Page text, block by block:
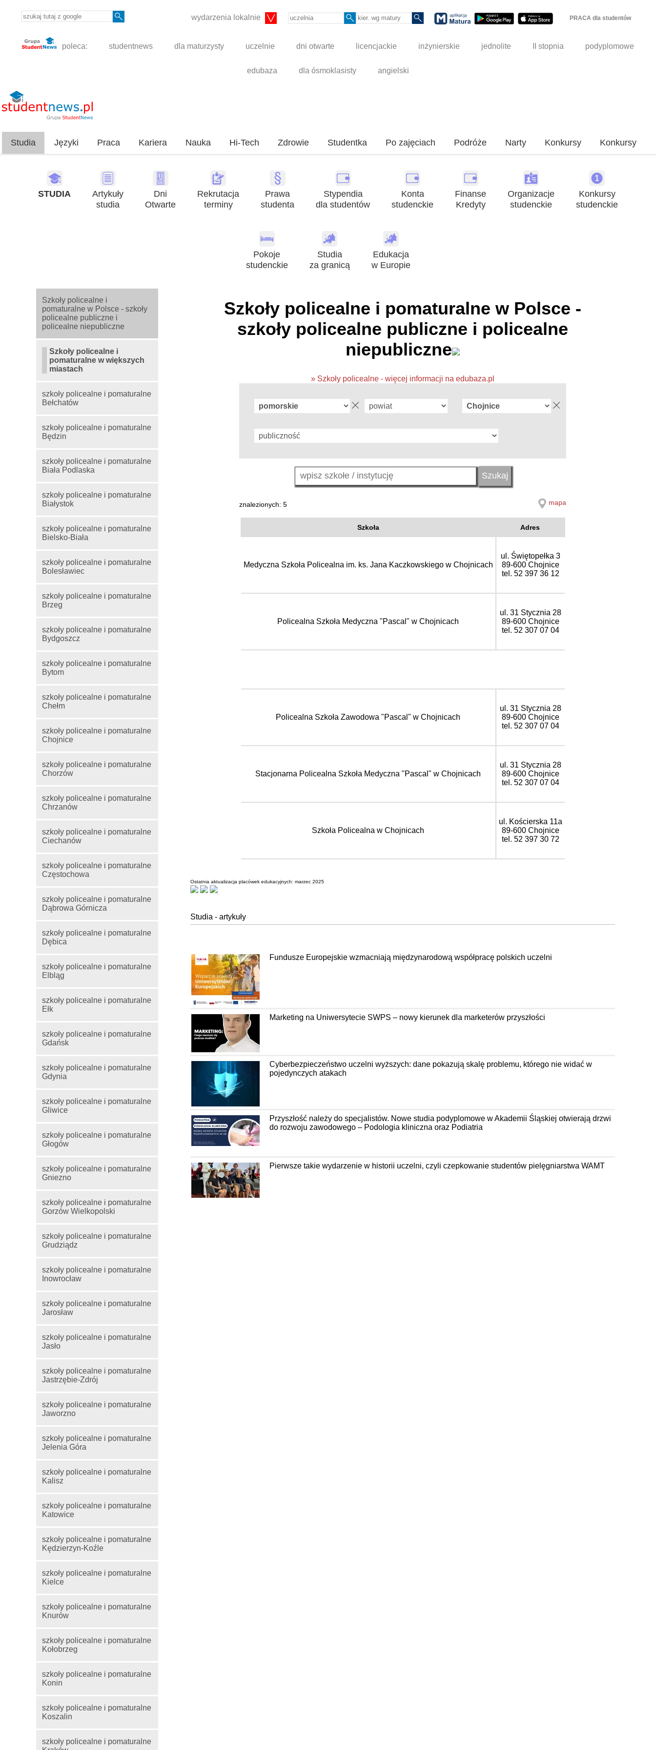
wydarzenia lokalnie PRACA dla studentów
poleca: studentnews dla maturzysty uczelnie dni otwarte licencjackie inżynierskie jednolite II stopnia podyplomowe
edubaza dla ósmoklasisty angielski
Studia Języki Praca Kariera Nauka Hi-Tech Zdrowie Studentka Po zajęciach Podróże Narty Konkursy Konkursy
STUDIA
Artykuły
studia
Dni
Otwarte
Rekrutacja
terminy
Prawa
studenta
Stypendia
dla studentów
Konta
studenckie
Finanse
Kredyty
Organizacje
studenckie
Konkursy
studenckie
Pokoje
studenckie
Studia
za granicą
Edukacja
w Europie
Szkoły policealne i
pomaturalne w Polsce - szkoły
policealne publiczne i
policealne niepubliczne
Szkoły policealne i
pomaturalne w większych
miastach
szkoły policealne i pomaturalne
Bełchatów
szkoły policealne i pomaturalne
Będzin
szkoły policealne i pomaturalne
Biała Podlaska
szkoły policealne i pomaturalne
Białystok
szkoły policealne i pomaturalne
Bielsko-Biała
szkoły policealne i pomaturalne
Bolesławiec
szkoły policealne i pomaturalne
Brzeg
szkoły policealne i pomaturalne
Bydgoszcz
szkoły policealne i pomaturalne
Bytom
szkoły policealne i pomaturalne
Chełm
szkoły policealne i pomaturalne
Chojnice
szkoły policealne i pomaturalne
Chorzów
szkoły policealne i pomaturalne
Chrzanów
szkoły policealne i pomaturalne
Ciechanów
szkoły policealne i pomaturalne
Częstochowa
szkoły policealne i pomaturalne
Dąbrowa Górnicza
szkoły policealne i pomaturalne
Dębica
szkoły policealne i pomaturalne
Elbląg
szkoły policealne i pomaturalne
Ełk
szkoły policealne i pomaturalne
Gdańsk
szkoły policealne i pomaturalne
Gdynia
szkoły policealne i pomaturalne
Gliwice
szkoły policealne i pomaturalne
Głogów
szkoły policealne i pomaturalne
Gniezno
szkoły policealne i pomaturalne
Gorzów Wielkopolski
szkoły policealne i pomaturalne
Grudziądz
szkoły policealne i pomaturalne
Inowrocław
szkoły policealne i pomaturalne
Jarosław
szkoły policealne i pomaturalne
Jasło
szkoły policealne i pomaturalne
Jastrzębie-Zdrój
szkoły policealne i pomaturalne
Jaworzno
szkoły policealne i pomaturalne
Jelenia Góra
szkoły policealne i pomaturalne
Kalisz
szkoły policealne i pomaturalne
Katowice
szkoły policealne i pomaturalne
Kędzierzyn-Koźle
szkoły policealne i pomaturalne
Kielce
szkoły policealne i pomaturalne
Knurów
szkoły policealne i pomaturalne
Kołobrzeg
szkoły policealne i pomaturalne
Konin
szkoły policealne i pomaturalne
Koszalin
szkoły policealne i pomaturalne
Szkoły policealne i pomaturalne w Polsce -
szkoły policealne publiczne i policealne
niepubliczne
» Szkoły policealne - więcej informacji na edubaza.pl
znalezionych: 5 mapa
Szkoła Adres
Medyczna Szkoła Policealna im. ks. Jana Kaczkowskiego w Chojnicach
ul. Świętopełka 3
89-600 Chojnice
tel. 52 397 36 12
Policealna Szkoła Medyczna "Pascal" w Chojnicach
ul. 31 Stycznia 28
89-600 Chojnice
tel. 52 307 07 04
Policealna Szkoła Zawodowa "Pascal" w Chojnicach
ul. 31 Stycznia 28
89-600 Chojnice
tel. 52 307 07 04
Stacjonarna Policealna Szkoła Medyczna "Pascal" w Chojnicach
ul. 31 Stycznia 28
89-600 Chojnice
tel. 52 307 07 04
Szkoła Policealna w Chojnicach
ul. Kościerska 11a
89-600 Chojnice
tel. 52 397 30 72
Ostatnia aktualizacja placówek edukacyjnych: marzec 2025
Studia - artykuły
Fundusze Europejskie wzmacniają międzynarodową współpracę polskich uczelni
Marketing na Uniwersytecie SWPS – nowy kierunek dla marketerów przyszłości
Cyberbezpieczeństwo uczelni wyższych: dane pokazują skalę problemu, którego nie widać w
pojedynczych atakach
Przyszłość należy do specjalistów. Nowe studia podyplomowe w Akademii Śląskiej otwierają drzwi
do rozwoju zawodowego – Podologia kliniczna oraz Podiatria
Pierwsze takie wydarzenie w historii uczelni, czyli czepkowanie studentów pielęgniarstwa WAMT